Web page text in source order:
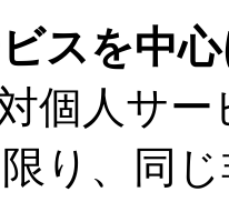
ビスを中
個人サー
り、同